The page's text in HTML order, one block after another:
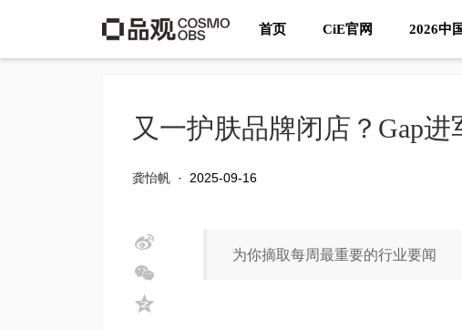
首页 CiE官网 2026中
又一护肤品牌闭店？Gap
龚怡帆 · 2025-09-16
为你摘取每周最重要的行业要闻